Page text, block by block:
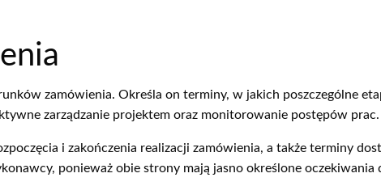
zamówienia. Określa on terminy, w jakich poszczególne
zarządzanie projektem oraz monitorowanie postępów prac.
i zakończenia realizacji zamówienia, a także terminy
ponieważ obie strony mają jasno określone oczekiwania